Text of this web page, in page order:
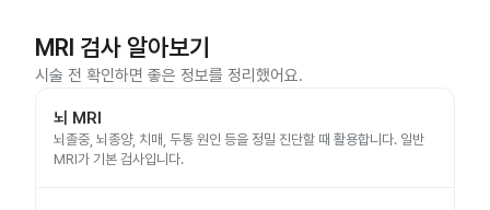
MRI 검사 알아보기
시술 전 확인하면 좋은 정보를 정리했어요.
뇌 MRI
뇌졸중, 뇌종양, 치매, 두통 원인 등을 정밀 진단할 때 활용합니다. 일반
MRI가 기본 검사입니다.